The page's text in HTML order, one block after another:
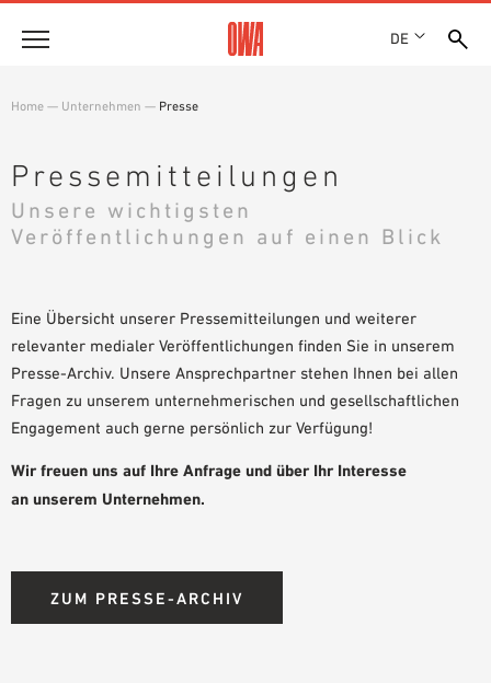
DE
AUSZEICHNUNGEN
NACHHALTIGKEIT
KARRIERE
PRESSE
PRODUKTÜBERSICHT
GEFÜHRTE SUCHE
Lösungen
FUNKTIONEN
Technische Beratung
Service
LEISTUNGSERKLÄRUNG (DOP)
VIDEOS
OWA-SCHULUNGEN
Karriere
JOBPORTAL
Home — Unternehmen — Presse
Pressemitteilungen
Unsere wichtigsten
Veröffentlichungen auf einen Blick
Eine Übersicht unserer Pressemitteilungen und weiterer
relevanter medialer Veröffentlichungen finden Sie in unserem
Presse-Archiv. Unsere Ansprechpartner stehen Ihnen bei allen
Fragen zu unserem unternehmerischen und gesellschaftlichen
Engagement auch gerne persönlich zur Verfügung!
Wir freuen uns auf Ihre Anfrage und über Ihr Interesse
an unserem Unternehmen.
ZUM PRESSE-ARCHIV